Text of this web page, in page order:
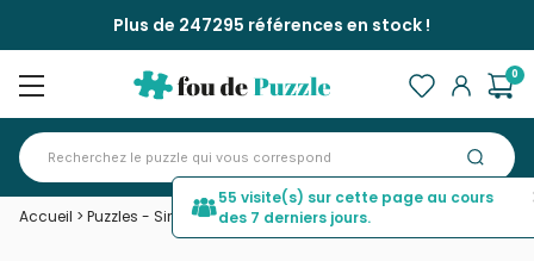
Plus de 247295 références en stock !
0
Accueil > Puzzles - Sirènes>Jolie Petite Sirène
55 visite(s) sur cette page au cours
des 7 derniers jours.